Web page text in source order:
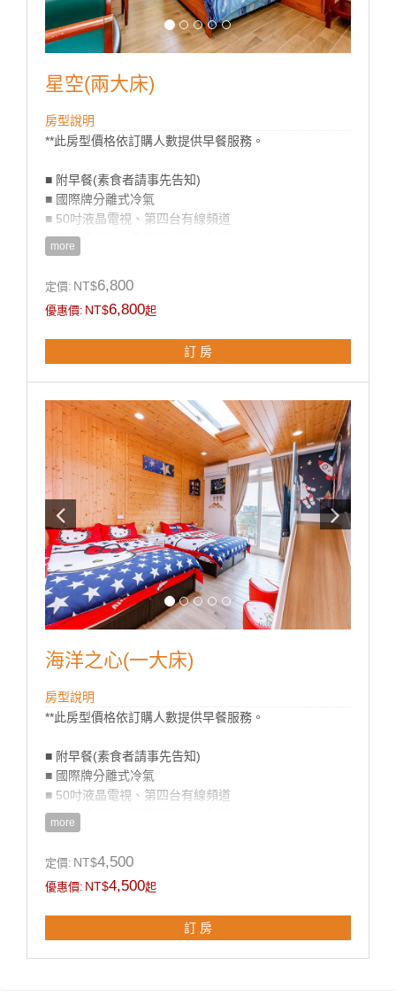
星空(兩大床)
房型說明
**此房型價格依訂購人數提供早餐服務。
■ 附早餐(素食者請事先告知)
■ 國際牌分離式冷氣
■ 50吋液晶電視、第四台有線頻道
■ 獨立筒床墊、高級羽絨被、乳膠枕
■ 乾溼分離衛浴設備
■ 盥洗用品
■ 茶包、咖啡包、礦泉水
■ 無線WIFI上網
■ 獨立陽台
more
定價: NT$6,800
優惠價: NT$6,800起
訂 房
海洋之心(一大床)
房型說明
**此房型價格依訂購人數提供早餐服務。
■ 附早餐(素食者請事先告知)
■ 國際牌分離式冷氣
■ 50吋液晶電視、第四台有線頻道
■ 獨立筒床墊、高級羽絨被、乳膠枕
■ 乾溼分離衛浴設備
■ 盥洗用品
■ 茶包、咖啡包、礦泉水
■ 無線WIFI上網
■ 獨立陽台
more
定價: NT$4,500
優惠價: NT$4,500起
訂 房